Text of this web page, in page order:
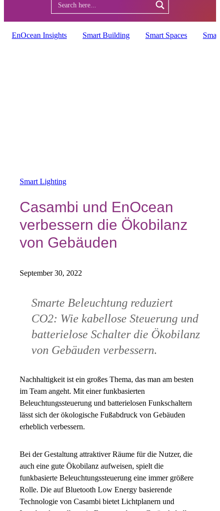
EnOcean Insights Smart Building Smart Spaces
Smart Lighting
Casambi und EnOcean
verbessern die Ökobilanz
von Gebäuden
September 30, 2022
Smarte Beleuchtung reduziert
CO2: Wie kabellose Steuerung und
batterielose Schalter die Ökobilanz
von Gebäuden verbessern.
Nachhaltigkeit ist ein großes Thema, das man am besten
im Team angeht. Mit einer funkbasierten
Beleuchtungssteuerung und batterielosen Funkschaltern
lässt sich der ökologische Fußabdruck von Gebäuden
erheblich verbessern.
Bei der Gestaltung attraktiver Räume für die Nutzer, die
auch eine gute Ökobilanz aufweisen, spielt die
funkbasierte Beleuchtungssteuerung eine immer größere
Rolle. Die auf Bluetooth Low Energy basierende
Technologie von Casambi bietet Lichtplanern und